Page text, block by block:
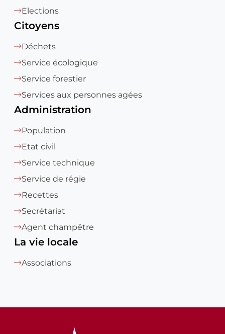
Elections
Citoyens
Déchets
Service écologique
Service forestier
Services aux personnes agées
Administration
Population
Etat civil
Service technique
Service de régie
Recettes
Secrétariat
Agent champêtre
La vie locale
Associations